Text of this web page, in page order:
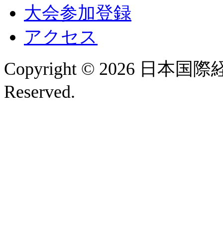
大会参加登録
アクセス
Copyright © 2026 日本国際
Reserved.